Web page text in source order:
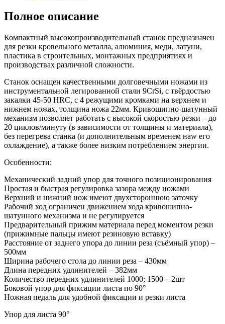
Полное описание
Компактный высокопроизводительный станок предназначен
для резки кровельного металла, алюминия, меди, латуни,
пластика в строительных, монтажных предприятиях и
производствах различной сложности.
Станок оснащен качественными долговечными ножами из
инструментальной легированной стали 9CrSi, с твёрдостью
закалки 45-50 HRC, с 4 режущими кромками на верхнем и
нижнем ножах, толщина ножа 22мм. Кривошипно-шатунный
механизм позволяет работать с высокой скоростью резки – до
20 циклов/минуту (в зависимости от толщины и материала),
без перегрева станка (и дополнительным временем наw его
охлаждение), а также более низким потреблением энергии.
Особенности:
Механический задний упор для точного позиционирования
Простая и быстрая регулировка зазора между ножами
Верхний и нижний нож имеют двухстороннюю заточку
Рабочий ход ограничен движением хода кривошипно-
шатунного механизма и не регулируется
Предварительный прижим материала перед моментом резки
(прижимные пальцы имеют резиновую вставку)
Расстояние от заднего упора до линии реза (съёмный упор) –
500мм
Ширина рабочего стола до линии реза – 430мм
Длина передних удлинителей – 382мм
Количество передних удлинителей 1000; 1500 – 2шт
Боковой упор для фиксации листа по 90°
Ножная педаль для удобной фиксации и резки листа
Упор для листа 90°